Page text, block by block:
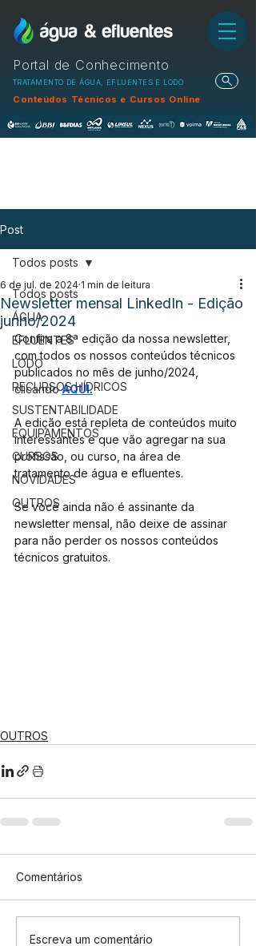
Portal de Conhecimento
TRATAMENTO DE ÁGUA, EFLUENTES E LODO
Conteúdos Técnicos e Cursos Online
Post
Todos posts
ÁGUA
EFLUENTES
LODO
RECURSOS HÍDRICOS
SUSTENTABILIDADE
EQUIPAMENTOS
CURSOS
NOVIDADES
OUTROS
Todos posts
Newsletter mensal LinkedIn - Edição
junho/2024
6 de jul. de 2024 1 min de leitura
Confira a 8ª edição da nossa newsletter,
com todos os nossos conteúdos técnicos
publicados no mês de junho/2024,
clicandoAQUI.
A edição está repleta de conteúdos muito
interessantes e que vão agregar na sua
profissão, ou curso, na área de
tratamento de água e efluentes.
Se você ainda não é assinante da
newsletter mensal, não deixe de assinar
para não perder os nossos conteúdos
técnicos gratuitos.
OUTROS
Comentários
Escreva um comentário